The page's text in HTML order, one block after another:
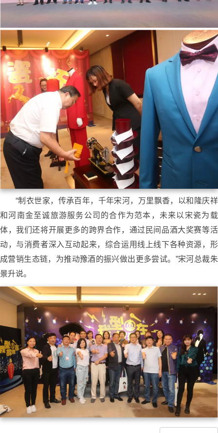
“制衣世家，传承百年，千年宋河，万里飘香，以和隆庆祥
和河南金至诚旅游服务公司的合作为范本，未来以宋瓷为载
体，我们还将开展更多的跨界合作，通过民间品酒大奖赛等活
动，与消费者深入互动起来，综合运用线上线下各种资源，形
成营销生态链，为推动豫酒的振兴做出更多尝试。”宋河总裁朱
景升说。